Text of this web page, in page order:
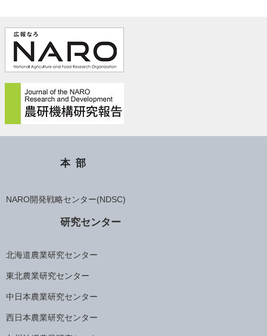
本部
NARO開発戦略センター(NDSC)
研究センター
北海道農業研究センター
東北農業研究センター
中日本農業研究センター
西日本農業研究センター